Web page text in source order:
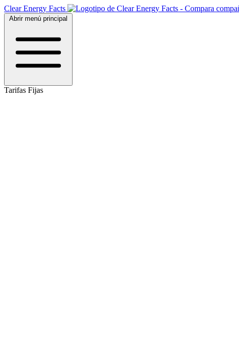
Clear Energy Facts
Abrir menú principal
Tarifas Fijas